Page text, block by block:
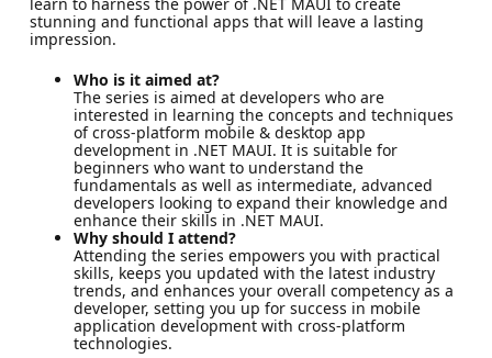
stunning and functional apps that will leave a lasting
impression.
Who is it aimed at?
The series is aimed at developers who are
interested in learning the concepts and techniques
of cross-platform mobile & desktop app
development in .NET MAUI. It is suitable for
beginners who want to understand the
fundamentals as well as intermediate, advanced
developers looking to expand their knowledge and
enhance their skills in .NET MAUI.
Why should I attend?
Attending the series empowers you with practical
skills, keeps you updated with the latest industry
trends, and enhances your overall competency as a
developer, setting you up for success in mobile
application development with cross-platform
technologies.